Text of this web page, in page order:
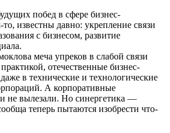
побед в сфере бизнес-
известны давно: укрепление связи
с бизнесом, развитие
меча упреков в слабой связи
отечественные бизнес-
в технические и технологические
А корпоративные
не вылезали. Но синергетика —
теперь пытаются изобрести что-